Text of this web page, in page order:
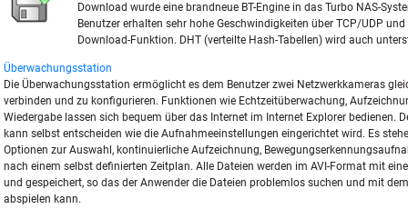
Download wurde eine brandneue BT-Engine in das Turbo NAS-
Benutzer erhalten sehr hohe Geschwindigkeiten über TCP/UDP und
Download-Funktion. DHT (verteilte Hash-Tabellen) wird auch
Überwachungsstation
Die Überwachungsstation ermöglicht es dem Benutzer zwei Netzwerkkameras
verbinden und zu konfigurieren. Funktionen wie Echtzeitüberwachung,
Wiedergabe lassen sich bequem über das Internet im Internet Explorer bedienen.
kann selbst entscheiden wie die Aufnahmeeinstellungen eingerichtet wird. Es
Optionen zur Auswahl, kontinuierliche Aufzeichnung,
nach einem selbst definierten Zeitplan. Alle Dateien werden im AVI-Format mit
und gespeichert, so das der Anwender die Dateien problemlos suchen und mit
abspielen kann.